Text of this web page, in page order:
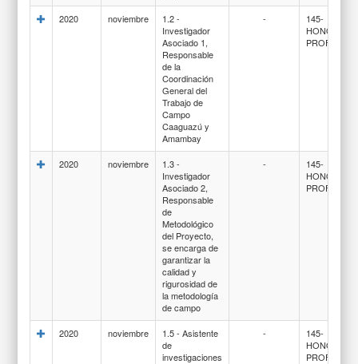
2020 noviembre
1.2 -
Investigador
Asociado 1,
Responsable
de la
Coordinación
General del
Trabajo de
Campo
Caaguazú y
Amambay
-
145-
2020 noviembre
1.3 -
Investigador
Asociado 2,
Responsable
de
Metodológico
del Proyecto,
se encarga de
garantizar la
calidad y
rigurosidad de
la metodología
de campo
-
145-
2020 noviembre
1.5 - Asistente
de
investigaciones
-
145-